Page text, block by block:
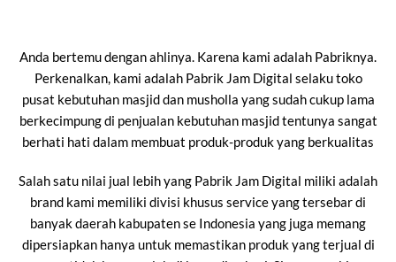
Anda bertemu dengan ahlinya. Karena kami adalah Pabriknya.
Perkenalkan, kami adalah Pabrik Jam Digital selaku toko
pusat kebutuhan masjid dan musholla yang sudah cukup lama
berkecimpung di penjualan kebutuhan masjid tentunya sangat
berhati hati dalam membuat produk-produk yang berkualitas
Salah satu nilai jual lebih yang Pabrik Jam Digital miliki adalah
brand kami memiliki divisi khusus service yang tersebar di
banyak daerah kabupaten se Indonesia yang juga memang
dipersiapkan hanya untuk memastikan produk yang terjual di